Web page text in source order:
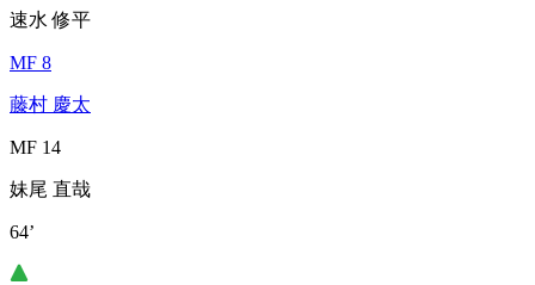
速水 修平
MF 8
藤村 慶太
MF 14
妹尾 直哉
64’